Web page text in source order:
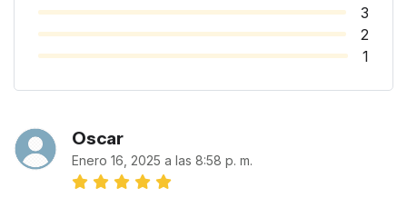
3
2
1
Oscar
Enero 16, 2025 a las 8:58 p. m.